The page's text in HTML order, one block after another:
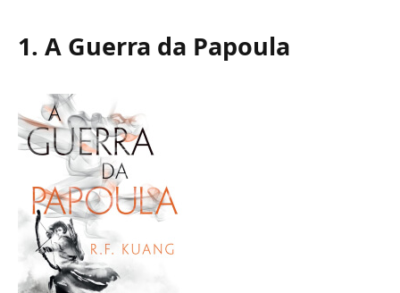
1. A Guerra da Papoula